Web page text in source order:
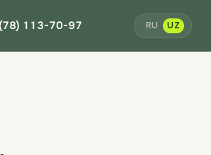
113-70-97 RU UZ